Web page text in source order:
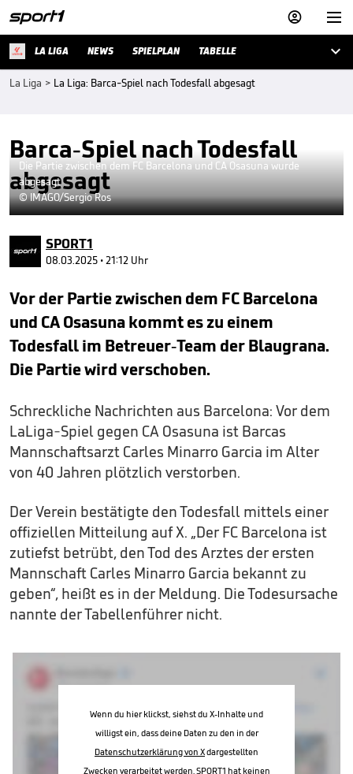


LA LIGA NEWS SPIELPLAN TABELLE 
La Liga > La Liga: Barca-Spiel nach Todesfall abgesagt
Barca-Spiel nach Todesfall
abgesagt
Die Partie zwischen dem FC Barcelona und CA Osasuna wurde
abgesagt
© IMAGO/Sergio Ros
SPORT1
08.03.2025 • 21:12 Uhr
Vor der Partie zwischen dem FC Barcelona
und CA Osasuna kommt es zu einem
Todesfall im Betreuer-Team der Blaugrana.
Die Partie wird verschoben.
Schreckliche Nachrichten aus Barcelona: Vor dem
LaLiga-Spiel gegen CA Osasuna ist Barcas
Mannschaftsarzt Carles Minarro Garcia im Alter
von 40 Jahren plötzlich verstorben.
Der Verein bestätigte den Todesfall mittels einer
offiziellen Mitteilung auf X. „Der FC Barcelona ist
zutiefst betrübt, den Tod des Arztes der ersten
Mannschaft Carles Minarro Garcia bekannt zu
geben“, heißt es in der Meldung. Die Todesursache
nannte der Tabellenführer nicht.
Wenn du hier klickst, siehst du X-Inhalte und
willigst ein, dass deine Daten zu den in der
Datenschutzerklärung von Xdargestellten
Zwecken verarbeitet werden. SPORT1 hat keinen